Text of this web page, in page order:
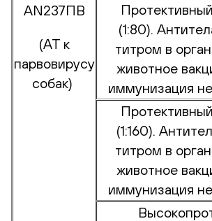
AN237ПВ
(АТ к
парвовирусу
собак)
Протективный
(1:80).
титром в
животное
иммунизация
Протективный
(1:160).
титром в
животное
иммунизация